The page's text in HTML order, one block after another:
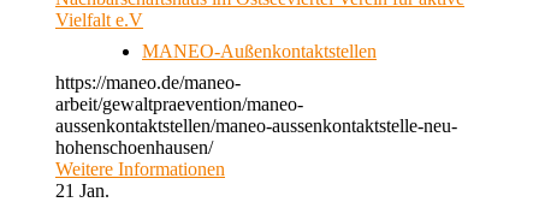
Vielfalt e.V
MANEO-Außenkontaktstellen
https://maneo.de/maneo-
arbeit/gewaltpraevention/maneo-
aussenkontaktstellen/maneo-aussenkontaktstelle-neu-
hohenschoenhausen/
Weitere Informationen
21 Jan.